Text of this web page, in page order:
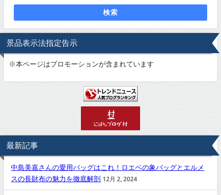
検索
景品表示法指定告示
※本ページはプロモーションが含まれています
最新記事
中島美嘉さんの愛用バッグはこれ！ロエベの象バッグとエルメ
スの長財布の魅力を徹底解剖 12月 2, 2024